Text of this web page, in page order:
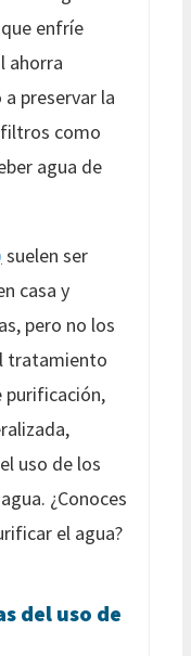
enfríe
ahorra
preservar la
como
agua de
suelen ser
casa y
pero no los
tratamiento
purificación,
uso de los
¿Conoces
el agua?
del uso de